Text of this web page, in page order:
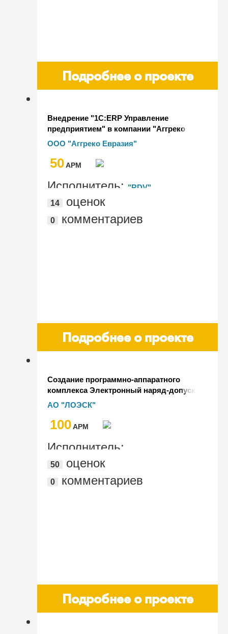
Подробнее о проекте
Внедрение "1С:ERP Управление
предприятием" в компании "Аггреко
Евразия"
ООО "Аггреко Евразия"
50AРМ
Исполнитель: "RDV"
14
оценок
0 комментариев
Подробнее о проекте
Cоздание программно-аппаратного
комплекса Электронный наряд-допуск
на базе программного продукта
производственная безопасность КОРП"
АО "ЛОЭСК"
100AРМ
Исполнитель:
"Информационные системы ВС"
50 оценок
0 комментариев
Подробнее о проекте